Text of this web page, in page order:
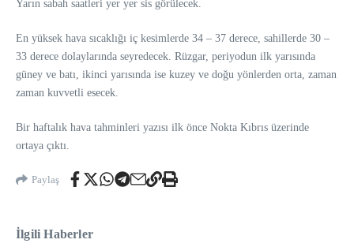
Yarın sabah saatleri yer yer sis görülecek.
En yüksek hava sıcaklığı iç kesimlerde 34 – 37 derece, sahillerde 30 –
33 derece dolaylarında seyredecek. Rüzgar, periyodun ilk yarısında
güney ve batı, ikinci yarısında ise kuzey ve doğu yönlerden orta, zaman
zaman kuvvetli esecek.
Bir haftalık hava tahminleri yazısı ilk önce Nokta Kıbrıs üzerinde
ortaya çıktı.
Paylaş
İlgili Haberler